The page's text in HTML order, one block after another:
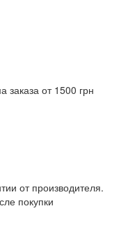
заказа от 1500 грн
от производителя.
покупки